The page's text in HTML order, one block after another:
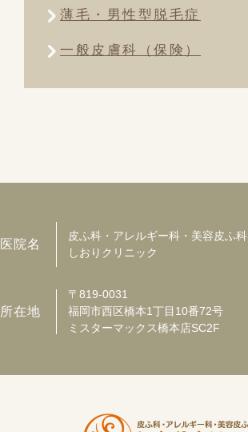
薄毛・男性型脱毛症
一般皮膚科（保険）
医院名
皮ふ科・アレルギー科・美容皮ふ科
しおりクリニック
所在地
〒819-0031
福岡市西区橋本1丁目10番72号
ミスターマックス橋本店SC2F